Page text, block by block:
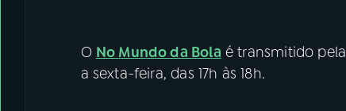
O No Mundo da Bola é transmitido pela
a sexta-feira, das 17h às 18h.